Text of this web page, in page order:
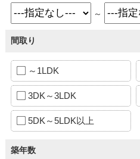
～
間取り
～1LDK
3DK～3LDK
5DK～5LDK以上
築年数